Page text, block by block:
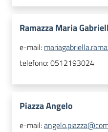
Ramazza Maria
e-mail:
telefono:0512193024
Piazza Angelo
e-mail: